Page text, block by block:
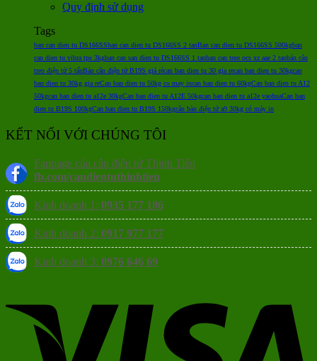
Quy định sử dụng
Tags
ban can dien tu DS166SSban can dien tu DS166SS 2 tanBan can dien tu DS166SS 500kgban
can dien tu vibra tps 3kgban can san dien tu DS166SS 1 tanban can treo ocs xz aae 2 tanbán cân
treo điện tử 5 tấnBán cân điện tử B19S giá rẻcan ban dien tu 30 gia recan ban dien tu 30kgcan
ban dien tu 30kg gia reCan ban dien tu 50kg co may incan ban dien tu 60kgCan ban dien tu A12
50kgcan ban dien tu a12e 30kgCan ban dien tu A12E 50kgcan ban dien tu a12e yaohuaCan ban
dien tu B19S 100kgCan ban dien tu B19S 150kgcân bàn điện tử a9 30kg có máy in
KẾT NỐI VỚI CHÚNG TÔI
Fanpage của cân điện tử Thịnh Tiến
fb.com/candientuthinhtien
Kinh doanh 1: 0935 177 186
Kinh doanh 2: 0917 977 177
Kinh doanh 3: 0976 646 69